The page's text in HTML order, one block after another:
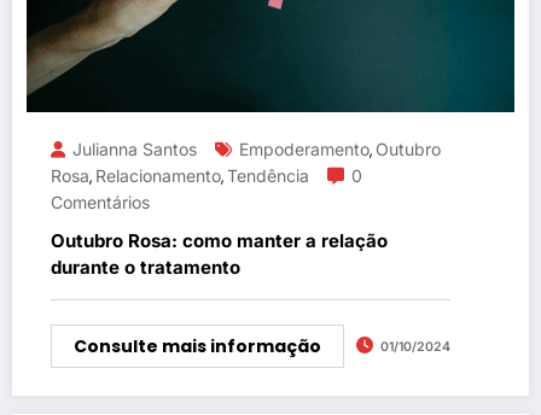
Julianna Santos Empoderamento, Outubro
Rosa, Relacionamento,Tendência
0
Comentários
Outubro Rosa: como manter a relação
durante o tratamento
Consulte mais informação 01/10/2024